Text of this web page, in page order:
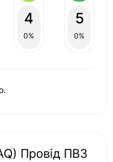
4
0%
5
0%
Провід ПВ3